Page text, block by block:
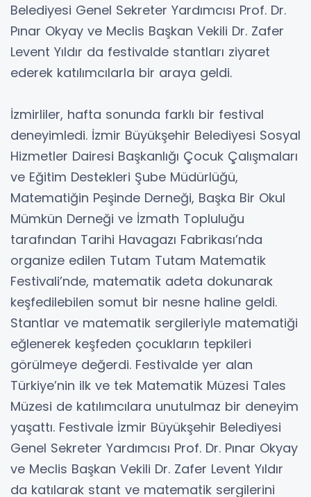
Belediyesi Genel Sekreter Yardımcısı Prof. Dr.
Pınar Okyay ve Meclis Başkan Vekili Dr. Zafer
Levent Yıldır da festivalde stantları ziyaret
ederek katılımcılarla bir araya geldi.
İzmirliler, hafta sonunda farklı bir festival
deneyimledi. İzmir Büyükşehir Belediyesi Sosyal
Hizmetler Dairesi Başkanlığı Çocuk Çalışmaları
ve Eğitim Destekleri Şube Müdürlüğü,
Matematiğin Peşinde Derneği, Başka Bir Okul
Mümkün Derneği ve İzmath Topluluğu
tarafından Tarihi Havagazı Fabrikası’nda
organize edilen Tutam Tutam Matematik
Festivali’nde, matematik adeta dokunarak
keşfedilebilen somut bir nesne haline geldi.
Stantlar ve matematik sergileriyle matematiği
eğlenerek keşfeden çocukların tepkileri
görülmeye değerdi. Festivalde yer alan
Türkiye’nin ilk ve tek Matematik Müzesi Tales
Müzesi de katılımcılara unutulmaz bir deneyim
yaşattı. Festivale İzmir Büyükşehir Belediyesi
Genel Sekreter Yardımcısı Prof. Dr. Pınar Okyay
ve Meclis Başkan Vekili Dr. Zafer Levent Yıldır
da katılarak stant ve matematik sergilerini